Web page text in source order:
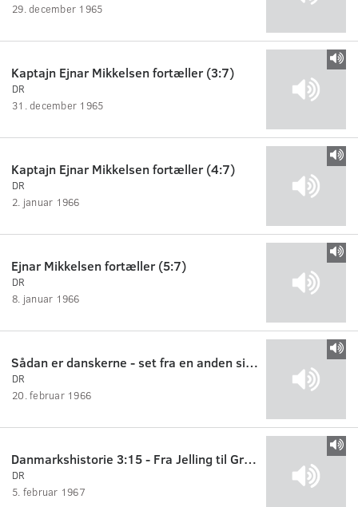
29. december 1965
Kaptajn Ejnar Mikkelsen fortæller (3:7)
DR
31. december 1965
Kaptajn Ejnar Mikkelsen fortæller (4:7)
DR
2. januar 1966
Ejnar Mikkelsen fortæller (5:7)
DR
8. januar 1966
Sådan er danskerne - set fra en anden side
DR
20. februar 1966
Danmarkshistorie 3:15 - Fra Jelling til Grade Hede
DR
5. februar 1967